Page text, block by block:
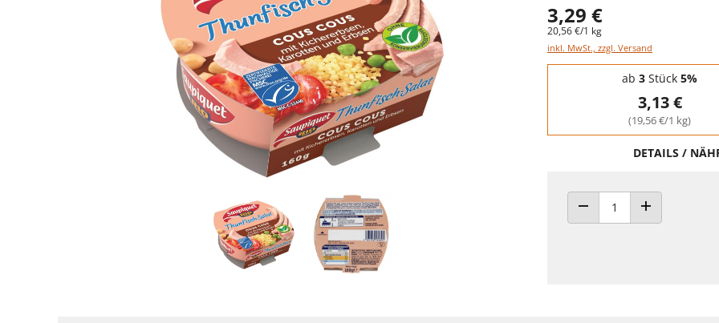
3,29 €
20,56 €/1 kg
inkl. MwSt., zzgl. Versand
Staffelpreise - Mengenrabatt
ab 3 Stück 5%
3,13 €
(19,56 €/1 kg)
DETAILS /
ANZAHL VERRINGERN
ANZAHL